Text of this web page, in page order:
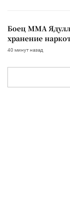
Боец ММА
хранение
40 минут назад